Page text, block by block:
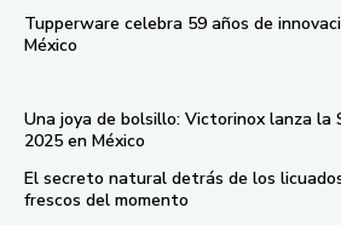
Tupperware celebra 59 años de
México
Una joya de bolsillo: Victorinox lanza la
2025 en México
El secreto natural detrás de los
frescos del momento